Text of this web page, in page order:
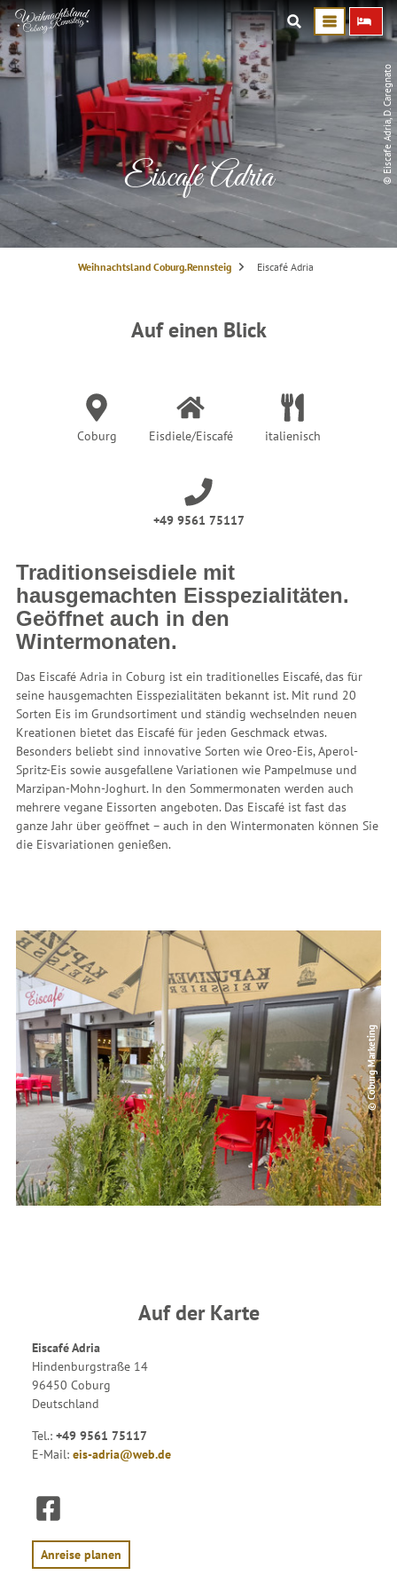
© Eiscafe Adria, D. Caregnato
Eiscafé Adria
S
Weihnachtsland Coburg.Rennsteig Eiscafé Adria
Auf einen Blick
Coburg Eisdiele/Eiscafé italienisch
+49 9561 75117
Traditionseisdiele mit
hausgemachten Eisspezialitäten.
Geöffnet auch in den
Wintermonaten.
Das Eiscafé Adria in Coburg ist ein traditionelles Eiscafé, das für
seine hausgemachten Eisspezialitäten bekannt ist. Mit rund 20
Sorten Eis im Grundsortiment und ständig wechselnden neuen
Kreationen bietet das Eiscafé für jeden Geschmack etwas.
Besonders beliebt sind innovative Sorten wie Oreo-Eis, Aperol-
Spritz-Eis sowie ausgefallene Variationen wie Pampelmuse und
Marzipan-Mohn-Joghurt. In den Sommermonaten werden auch
mehrere vegane Eissorten angeboten. Das Eiscafé ist fast das
ganze Jahr über geöffnet – auch in den Wintermonaten können Sie
die Eisvariationen genießen.
© Coburg Marketing
Auf der Karte
Eiscafé Adria
Hindenburgstraße 14
96450 Coburg
Deutschland
Tel.: +49 9561 75117
E-Mail: eis-adria@web.de
F
a
c
e
b
Anreise planen